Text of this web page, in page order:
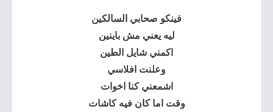
فينكو صحابي السالكين
ليه يعني مش باينين
اكمني شايل الطين
وعلنت افلاسي
اشمعني كنا اخوات
وقت اما كان فيه كاشات